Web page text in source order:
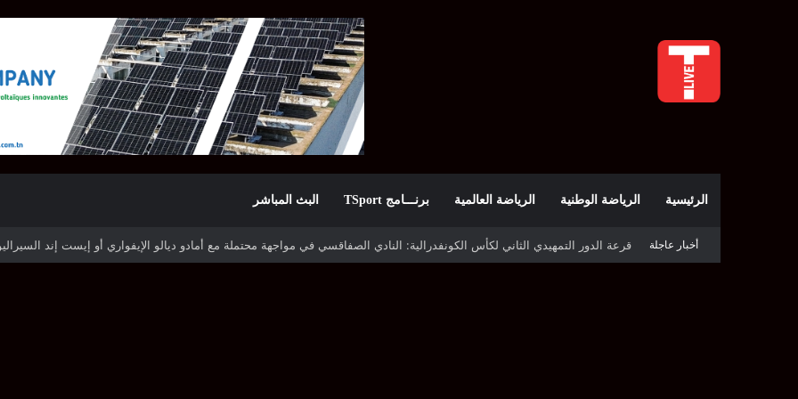
الرئيسية الرياضة الوطنية الرياضة العالمية برنـــامج TSport البث المباشر
أخبار عاجلة
قرعة كأس الكونفدرالية: النادي الصفاقسي يواجه شوتينغ ستارز النيجيري وترجي جرجيس يصطدم بديامبارس السنغالي